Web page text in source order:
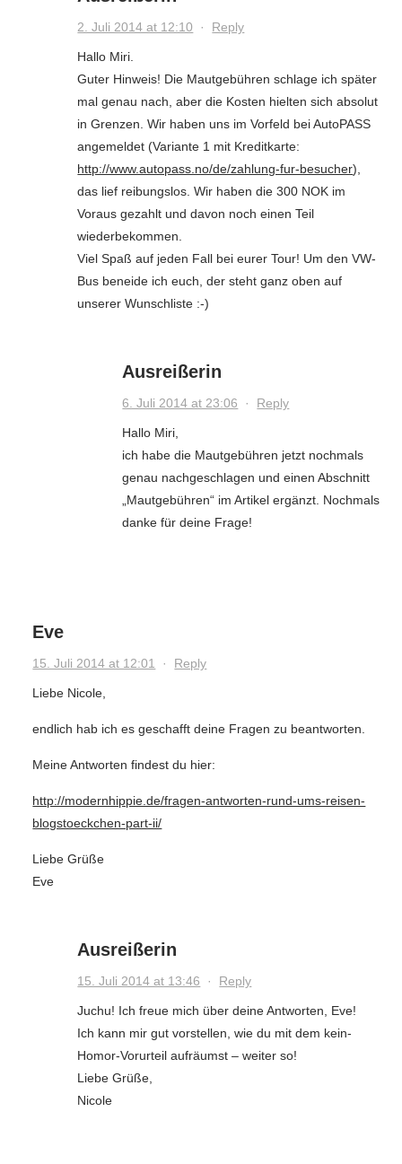
2. Juli 2014 at 12:10 · Reply
Hallo Miri.
Guter Hinweis! Die Mautgebühren schlage ich später
mal genau nach, aber die Kosten hielten sich absolut
in Grenzen. Wir haben uns im Vorfeld bei AutoPASS
angemeldet (Variante 1 mit Kreditkarte:
http://www.autopass.no/de/zahlung-fur-besucher),
das lief reibungslos. Wir haben die 300 NOK im
Voraus gezahlt und davon noch einen Teil
wiederbekommen.
Viel Spaß auf jeden Fall bei eurer Tour! Um den VW-
Bus beneide ich euch, der steht ganz oben auf
unserer Wunschliste :-)
Ausreißerin
6. Juli 2014 at 23:06 · Reply
Hallo Miri,
ich habe die Mautgebühren jetzt nochmals
genau nachgeschlagen und einen Abschnitt
„Mautgebühren“ im Artikel ergänzt. Nochmals
danke für deine Frage!
Eve
15. Juli 2014 at 12:01 · Reply
Liebe Nicole,
endlich hab ich es geschafft deine Fragen zu beantworten.
Meine Antworten findest du hier:
http://modernhippie.de/fragen-antworten-rund-ums-reisen-
blogstoeckchen-part-ii/
Liebe Grüße
Eve
Ausreißerin
15. Juli 2014 at 13:46 · Reply
Juchu! Ich freue mich über deine Antworten, Eve!
Ich kann mir gut vorstellen, wie du mit dem kein-
Homor-Vorurteil aufräumst – weiter so!
Liebe Grüße,
Nicole